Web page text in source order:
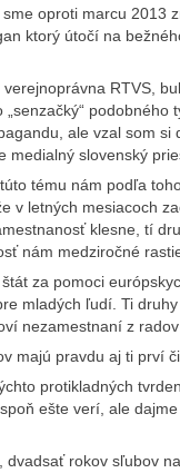
oproti marcu 2013
ktorý útočí na
RTVS,
„senzačký“
ale vzal som
medialný slovenský
tému nám podľa
v letných mesiacoch
klesne, tí
nám medziročné
za pomoci
mladých ľudí. Ti
nezamestnaní z
majú pravdu aj ti prví
protikladných
ešte verí, ale
dvadsať rokov sľubov